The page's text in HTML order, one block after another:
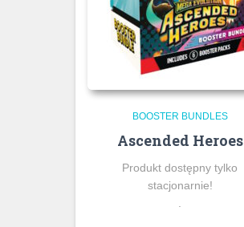
BOOSTER BUNDLES
Ascended Heroes
Produkt dostępny tylko
stacjonarnie!